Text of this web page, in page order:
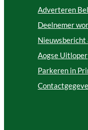
Adverteren
Deelnemer
Nieuwsbericht
Aogse Uitloper
Parkeren in